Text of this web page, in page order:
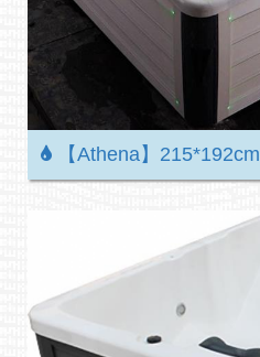
【Athena】215*192cm